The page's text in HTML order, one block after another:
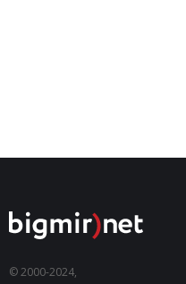
© 2000-2024,